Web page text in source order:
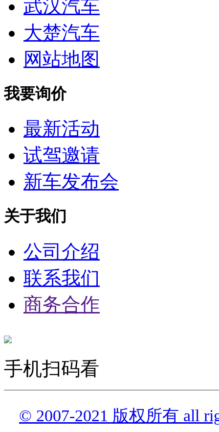
武汉汽车
大楚汽车
网站地图
我要询价
最新活动
试驾邀请
新车发布会
关于我们
公司介绍
联系我们
商务合作
手机扫码看
© 2007-2021 版权所有 all